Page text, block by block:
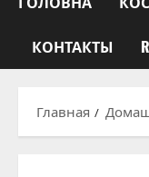
КОНТАКТЫ
Главная